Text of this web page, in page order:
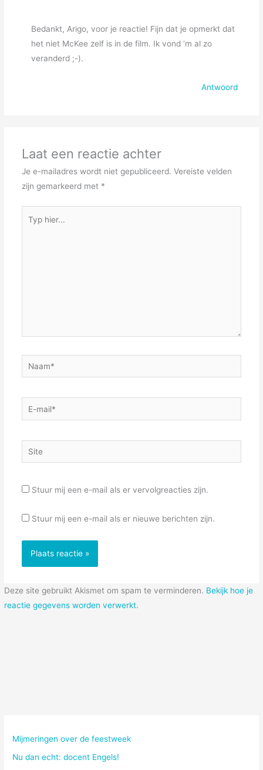
Bedankt, Arigo, voor je reactie! Fijn dat je opmerkt dat
het niet McKee zelf is in de film. Ik vond ‘m al zo
veranderd ;-).
Antwoord
Laat een reactie achter
Je e-mailadres wordt niet gepubliceerd. Vereiste velden
zijn gemarkeerd met *
hier...
Naam*
E-
mail*
Site
Stuur mij een e-mail als er vervolgreacties zijn.
Stuur mij een e-mail als er nieuwe berichten zijn.
Deze site gebruikt Akismet om spam te verminderen. Bekijk hoe je
reactie gegevens worden verwerkt.
Mijmeringen over de feestweek
Nu dan echt: docent Engels!